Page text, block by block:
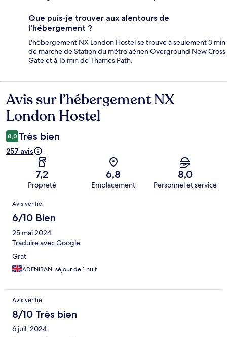
Que puis-je trouver aux alentours de
l'hébergement ?
L'hébergement NX London Hostel se trouve à seulement 3 min
de marche de Station du métro aérien Overground New Cross
Gate et à 15 min de Thames Path.
Avis
Avis sur l’hébergement NX
London Hostel
8,0 Très bien
257 avis
7,2
Propreté
6,8
Emplacement
8,0
Personnel et service
Avis
Avis vérifié
6/10 Bien
25 mai 2024
Traduire avec Google
Grat
ADENIRAN, séjour de 1 nuit
Avis vérifié
8/10 Très bien
6 juil. 2024